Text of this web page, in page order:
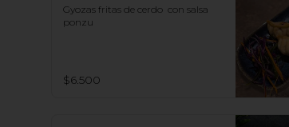
Gyozas fritas de cerdo  con salsa
ponzu
$6.500